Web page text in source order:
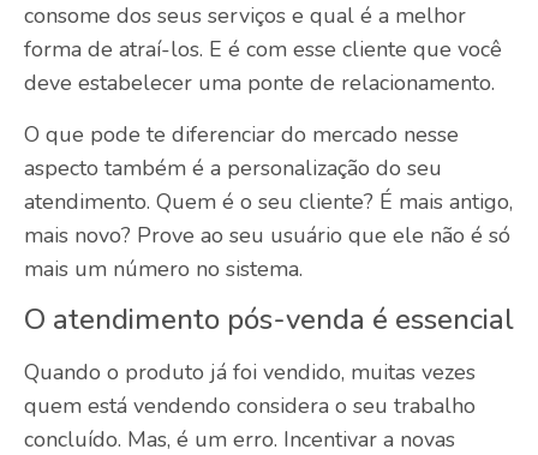
consome dos seus serviços e qual é a melhor
forma de atraí-los. E é com esse cliente que você
deve estabelecer uma ponte de relacionamento.
O que pode te diferenciar do mercado nesse
aspecto também é a personalização do seu
atendimento. Quem é o seu cliente? É mais antigo,
mais novo? Prove ao seu usuário que ele não é só
mais um número no sistema.
O atendimento pós-venda é essencial
Quando o produto já foi vendido, muitas vezes
quem está vendendo considera o seu trabalho
concluído. Mas, é um erro. Incentivar a novas